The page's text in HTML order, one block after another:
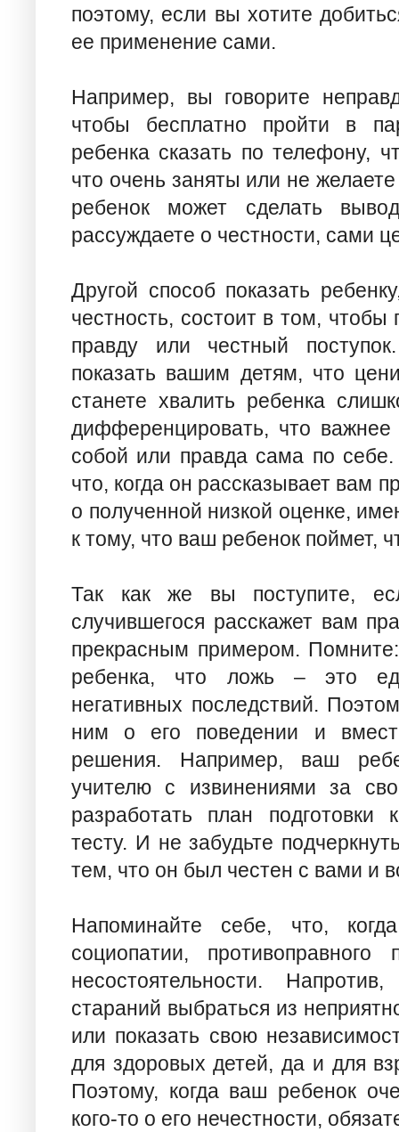
поэтому, если вы хотите
ее применение сами.
Например, вы говорите
чтобы бесплатно пройти в
ребенка сказать по телефону,
что очень заняты или не
ребенок может сделать
рассуждаете о честности, сами
Другой способ показать
честность, состоит в том, чтобы
правду или честный
показать вашим детям, что
станете хвалить ребенка
дифференцировать, что
собой или правда сама по
что, когда он рассказывает вам
о полученной низкой оценке,
к тому, что ваш ребенок поймет,
Так как же вы поступите,
случившегося расскажет вам
прекрасным примером.
ребенка, что ложь – это
негативных последствий.
ним о его поведении и
решения. Например, ваш
учителю с извинениями за
разработать план
тесту. И не забудьте
тем, что он был честен с вами и
Напоминайте себе, что,
социопатии,
несостоятельности.
стараний выбраться из
или показать свою
для здоровых детей, да и для
Поэтому, когда ваш ребенок
кого-то о его нечестности,